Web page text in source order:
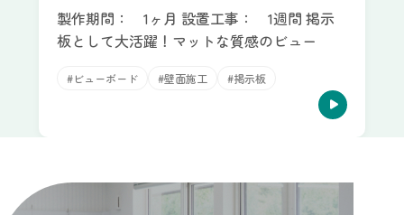
製作期間： 1ヶ月 設置工事： 1週間 掲示
板として大活躍！マットな質感のビュー
#ビューボード #壁面施工 #掲示板